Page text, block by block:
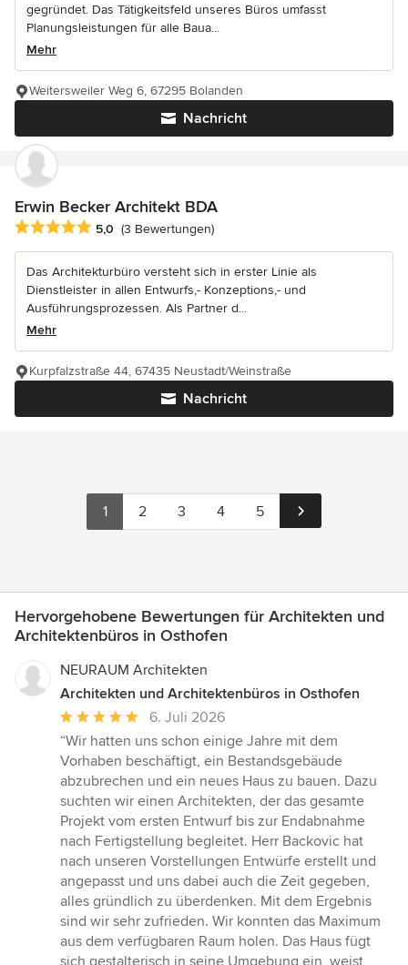
gegründet. Das Tätigkeitsfeld unseres Büros umfasst
Planungsleistungen für alle Baua...
Mehr
Nachricht
Weitersweiler Weg 6, 67295 Bolanden
Erwin Becker Architekt BDA
Durchschnittliche Bewertung: 5 von 5 Sternen
5,0 (3 Bewertungen)
Das Architekturbüro versteht sich in erster Linie als
Dienstleister in allen Entwurfs,- Konzeptions,- und
Ausführungsprozessen. Als Partner d...
Mehr
Nachricht
Kurpfalzstraße 44, 67435 Neustadt/Weinstraße
1 2 3 4 5
Hervorgehobene Bewertungen für Architekten und
Architektenbüros in Osthofen
NEURAUM Architekten
Architekten und Architektenbüros in Osthofen
Durchschnittliche
Bewertung:
5
von
5
Sternen
6. Juli 2026
“Wir hatten uns schon einige Jahre mit dem
Vorhaben beschäftigt, ein Bestandsgebäude
abzubrechen und ein neues Haus zu bauen. Dazu
suchten wir einen Architekten, der das gesamte
Projekt vom ersten Entwurf bis zur Endabnahme
nach Fertigstellung begleitet. Herr Backovic hat
nach unseren Vorstellungen Entwürfe erstellt und
angepasst und uns dabei auch die Zeit gegeben,
alles gründlich zu überdenken. Mit dem Ergebnis
sind wir sehr zufrieden. Wir konnten das Maximum
aus dem verfügbaren Raum holen. Das Haus fügt